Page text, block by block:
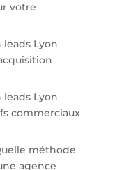
votre
Lyon
Lyon
commerciaux
méthode
agence